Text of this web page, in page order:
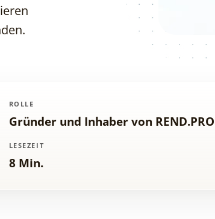
ROLLE
Gründer und Inhaber von REND.PRO
LESEZEIT
8 Min.